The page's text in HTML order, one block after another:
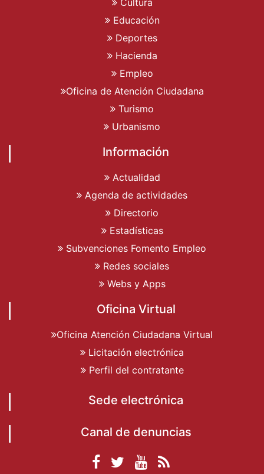
Cultura
Educación
Deportes
Hacienda
Empleo
Oficina de Atención Ciudadana
Turismo
Urbanismo
Información
Actualidad
Agenda de actividades
Directorio
Estadísticas
Subvenciones Fomento Empleo
Redes sociales
Webs y Apps
Oficina Virtual
Oficina Atención Ciudadana Virtual
Licitación electrónica
Perfil del contratante
Sede electrónica
Canal de denuncias
Facebook